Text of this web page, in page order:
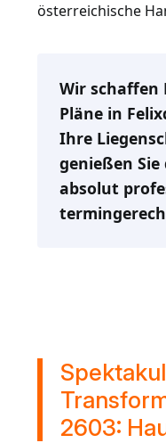
österreichische
Wir schaffen
Pläne in
Ihre
genießen
absolut
2603: